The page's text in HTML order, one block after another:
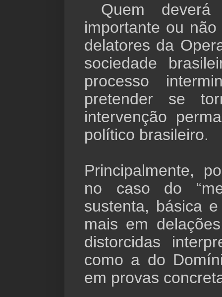
Quem
importante ou
delatores da
sociedade
processo
pretender se
intervenção
político brasileiro.
Principalmente,
no caso do
sustenta, básica
mais em
distorcidas
como a do
em provas